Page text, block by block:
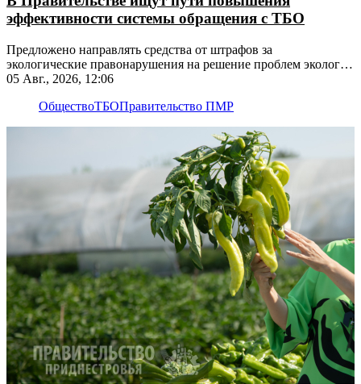
эффективности системы обращения с ТБО
Предложено направлять средства от штрафов за
экологические правонарушения на решение проблем экологии
на этих территориях
05 Авг., 2026, 12:06
ОбществоТБОПравительство ПМР